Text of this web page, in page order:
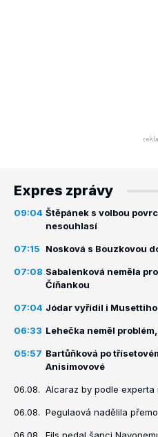
Expres zprávy
09:04 Štěpánek s volbou
nesouhlasí
07:15 Nosková s Bouzkovou
07:08 Sabalenková neměla
Číňankou
07:04 Jódar vyřídil i
06:33 Lehečka neměl
05:57 Bartůňková po
Anisimovové
06.08. Alcaraz by podle experta
06.08. Pegulaová nadělila